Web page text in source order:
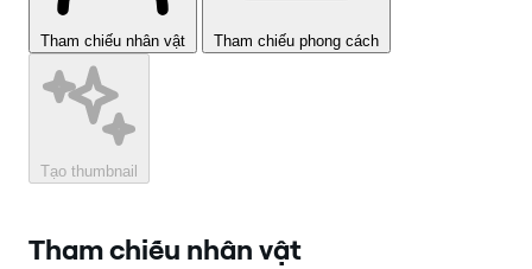
Tham chiếu nhân vật Tham chiếu phong cách
Tạo thumbnail
Tham chiếu nhân vật